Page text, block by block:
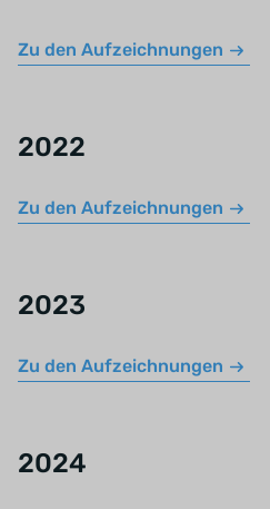
Zu den Aufzeichnungen
2022
Zu den Aufzeichnungen
2023
Zu den Aufzeichnungen
2024